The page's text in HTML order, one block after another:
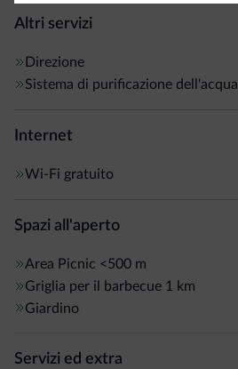
Altri servizi
Direzione
Sistema di purificazione dell'acqua
Internet
Wi-Fi gratuito
Spazi all'aperto
Area Picnic <500 m
Griglia per il barbecue 1 km
Giardino
Servizi ed extra